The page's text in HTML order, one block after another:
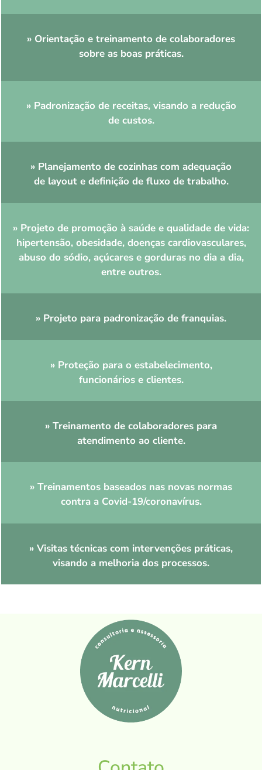
» Orientação e treinamento de colaboradores
sobre as boas práticas.
» Padronização de receitas, visando a redução
de custos.
» Planejamento de cozinhas com adequação
de layout e definição de fluxo de trabalho.
» Projeto de promoção à saúde e qualidade de vida:
hipertensão, obesidade, doenças cardiovasculares,
abuso do sódio, açúcares e gorduras no dia a dia,
entre outros.
» Projeto para padronização de franquias.
» Proteção para o estabelecimento,
funcionários e clientes.
» Treinamento de colaboradores para
atendimento ao cliente.
» Treinamentos baseados nas novas normas
contra a Covid-19/coronavírus.
» Visitas técnicas com intervenções práticas,
visando a melhoria dos processos.